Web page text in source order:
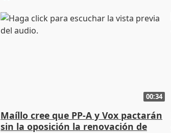
00:34
Maíllo cree que PP-A y Vox pactarán
sin la oposición la renovación de